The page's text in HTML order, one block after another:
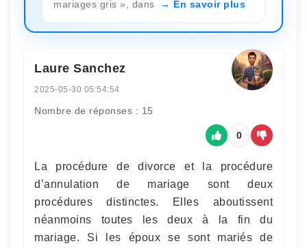
mariages gris », dans
En savoir plus
Laure Sanchez
2025-05-30 05:54:54
Nombre de réponses : 15
0
La procédure de divorce et la procédure
d’annulation de mariage sont deux
procédures distinctes. Elles aboutissent
néanmoins toutes les deux à la fin du
mariage. Si les époux se sont mariés de